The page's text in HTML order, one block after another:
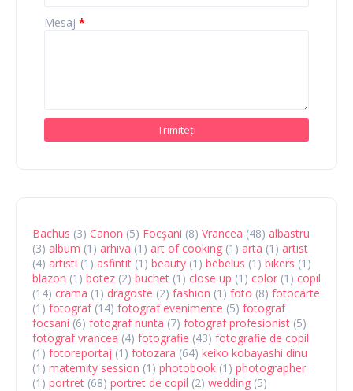
Mesaj *
Bachus (3) Canon (5) Focşani (8) Vrancea (48) albastru
(3) album (1) arhiva (1) art of cooking (1) arta (1) artist
(4) artisti (1) asfintit (1) beauty (1) bebelus (1) bikers (1)
blazon (1) botez (2) buchet (1) close up (1) color (1) copil
(14) crama (1) dragoste (2) fashion (1) foto (8) fotocarte
(1) fotograf (14) fotograf evenimente (5) fotograf
focsani (6) fotograf nunta (7) fotograf profesionist (5)
fotograf vrancea (4) fotografie (43) fotografie de copil
(1) fotoreportaj (1) fotozara (64) keiko kobayashi dinu
(1) maternity session (1) photobook (1) photographer
(1) portret (68) portret de copil (2) wedding (5)